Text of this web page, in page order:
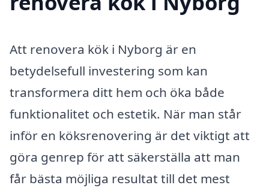
Att renovera kök i Nyborg är en
betydelsefull investering som kan
transformera ditt hem och öka både
funktionalitet och estetik. När man står
inför en köksrenovering är det viktigt att
göra genrep för att säkerställa att man
får bästa möjliga resultat till det mest